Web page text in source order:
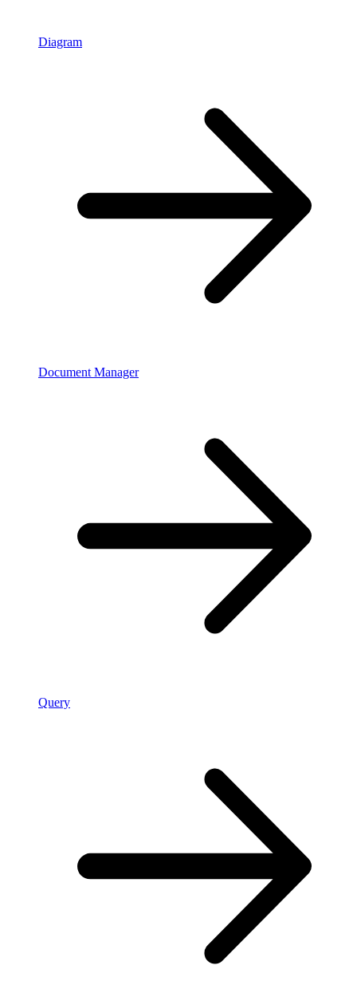
Diagram
Document Manager
Query